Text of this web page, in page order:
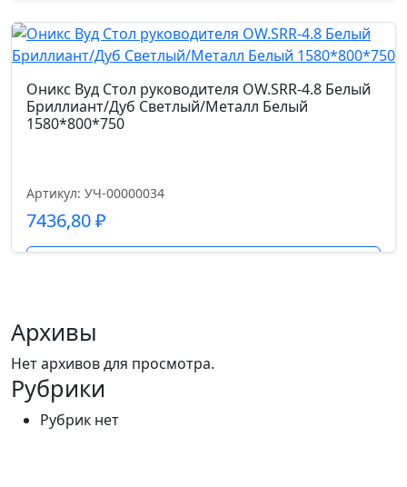
Оникс Вуд Стол руководителя OW.SRR-4.8 Белый
Бриллиант/Дуб Светлый/Металл Белый
1580*800*750
Артикул: УЧ-00000034
7436,80₽
Архивы
Нет архивов для просмотра.
Рубрики
Рубрик нет